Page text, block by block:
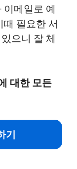
메일로 예
필요한 서
으니 잘 체
대한 모든
기